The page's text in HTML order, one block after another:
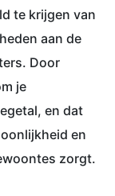
te krijgen van
aan de
Door
je
en dat
en
zorgt.